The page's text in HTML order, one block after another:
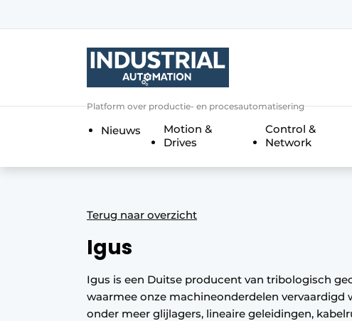
Algemene voorwaarden
Contact
Direct contact
Evenement aanmelden
Nieuwsbrief
Podcasts
Platform over productie- en procesautomatisering
Nieuws
Motion &
Drives
Control &
Network
Terug naar overzicht
Igus
Igus is een Duitse producent van tribologisch
waarmee onze machineonderdelen vervaardigd
onder meer glijlagers, lineaire geleidingen,